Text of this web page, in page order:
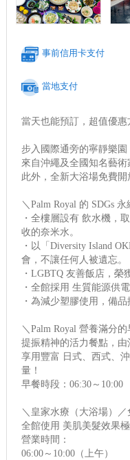
事前信用卡支付
當地支付
當天也能預訂，超值優惠
步入國際通旁的寧靜樂
來自沖繩及全國知名藝術
此外，全新大浴場免費
＼Palm Royal 的 SDGs 永
・全樓層設有 飲水機，
收的奈米水。
・以「Diversity Island
會，不讓任何人被遺忘。
・LGBTQ 友善飯店，榮
・全館採用 生質能源供
・為減少塑膠使用，備
＼Palm Royal 營養滿分的
提振精神的活力餐點，由
享用豐富 日式、西式、
量！
早餐時段：06:30～10:00
＼皇家水療（大浴場）／
全館使用 美肌美髮效果
營業時間：
06:00～10:00（上午）